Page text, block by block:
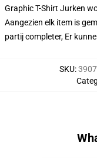
Graphic T-Shirt Jurken
Aangezien elk item is
partij completer, Er
SKU: